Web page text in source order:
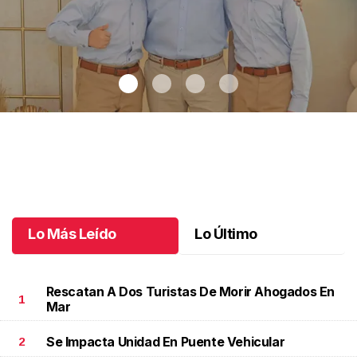
Lo Más Leído Lo Último
1
Rescatan A Dos Turistas De Morir Ahogados En
Mar
2 Se Impacta Unidad En Puente Vehicular